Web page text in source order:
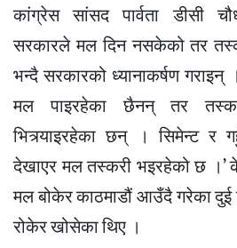
कांग्रेस सांसद पार्वता डीसी
सरकारले मल दिन नसकेको तर
भन्दै सरकारको ध्यानाकर्षण
मल पाइरहेका छैनन् तर
भित्र्याइरहेका छन् । सिमेन्ट र
देखाएर मल तस्करी भइरहेको छ ।’
मल बोकेर काठमाडौं आउँदै गरेका
रोकेर खोसेका थिए ।